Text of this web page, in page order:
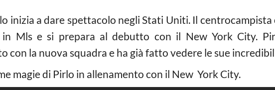
inizia a dare spettacolo negli Stati Uniti. Il centrocampista
in Mls e si prepara al debutto con il New York City.
con la nuova squadra e ha già fatto vedere le sue
magie di Pirlo in allenamento con il New York City.